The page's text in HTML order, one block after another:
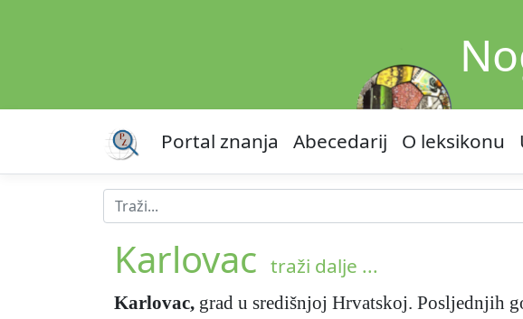
Portal znanja Abecedarij O leksikonu
Karlovac traži dalje ...
Karlovac, grad u središnjoj Hrvatskoj. Posljednjih